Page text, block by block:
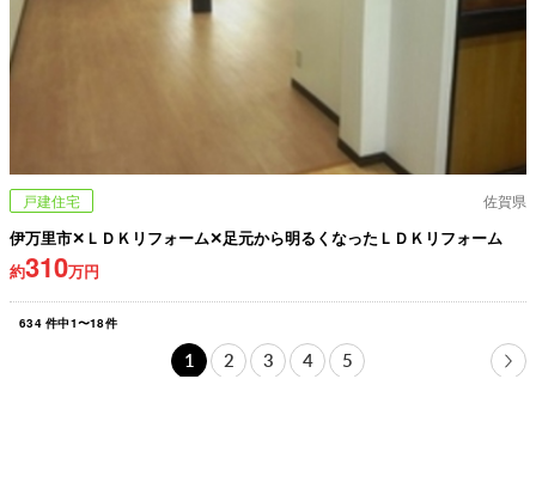
戸建住宅 佐賀県
伊万里市✕ＬＤＫリフォーム✕足元から明るくなったＬＤＫリフォーム
約310万円
634件中1〜18件
1 2 3 4 5